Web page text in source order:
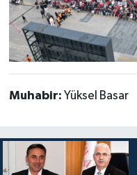
Muhabir: Yüksel Basar